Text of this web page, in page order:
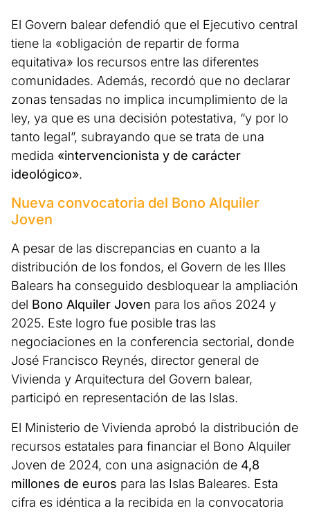
El Govern balear defendió que el Ejecutivo central
tiene la «obligación de repartir de forma
equitativa» los recursos entre las diferentes
comunidades. Además, recordó que no declarar
zonas tensadas no implica incumplimiento de la
ley, ya que es una decisión potestativa, “y por lo
tanto legal”, subrayando que se trata de una
medida «intervencionista y de carácter
ideológico».
Nueva convocatoria del Bono Alquiler
Joven
A pesar de las discrepancias en cuanto a la
distribución de los fondos, el Govern de les Illes
Balears ha conseguido desbloquear la ampliación
del Bono Alquiler Joven para los años 2024 y
2025. Este logro fue posible tras las
negociaciones en la conferencia sectorial, donde
José Francisco Reynés, director general de
Vivienda y Arquitectura del Govern balear,
participó en representación de las Islas.
El Ministerio de Vivienda aprobó la distribución de
recursos estatales para financiar el Bono Alquiler
Joven de 2024, con una asignación de 4,8
millones de euros para las Islas Baleares. Esta
cifra es idéntica a la recibida en la convocatoria